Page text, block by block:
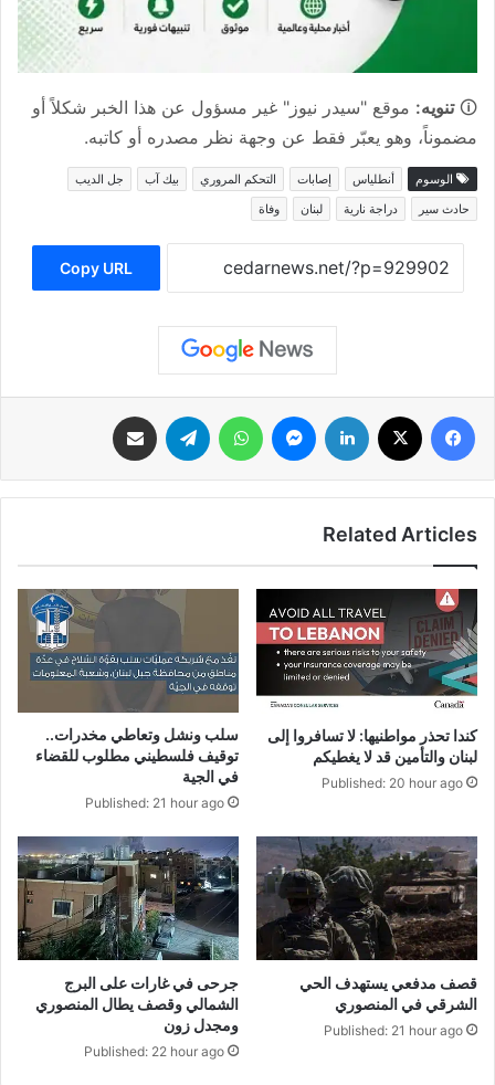
🛈تنويه: موقع "سيدر نيوز" غير مسؤول عن هذا الخبر شكلاً أو
مضموناً، وهو يعبّر فقط عن وجهة نظر مصدره أو كاتبه.
الوسوم أنطلياس إصابات التحكم المروري بيك آب
جل الديب
حادث سير
دراجة نارية لبنان وفاة
Copy URL
فيسبوك لينكدإن ماسنجر واتساب تيلقرام
Related Articles
كندا تحذر مواطنيها: لا تسافروا إلى
لبنان والتأمين قد لا يغطيكم
Published: 20 hour ago
سلب ونشل وتعاطي مخدرات..
توقيف فلسطيني مطلوب للقضاء
في الجية
Published: 21 hour ago
قصف مدفعي يستهدف الحي
الشرقي في المنصوري
Published: 21 hour ago
جرحى في غارات على البرج
الشمالي وقصف يطال المنصوري
ومجدل زون
Published: 22 hour ago